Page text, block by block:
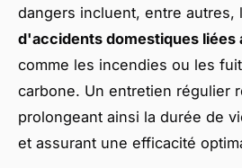
dangers incluent, entre autres,
d'accidents domestiques liées
comme les incendies ou les
carbone. Un entretien régulier
prolongeant ainsi la durée de
et assurant une efficacité